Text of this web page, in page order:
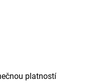
platností